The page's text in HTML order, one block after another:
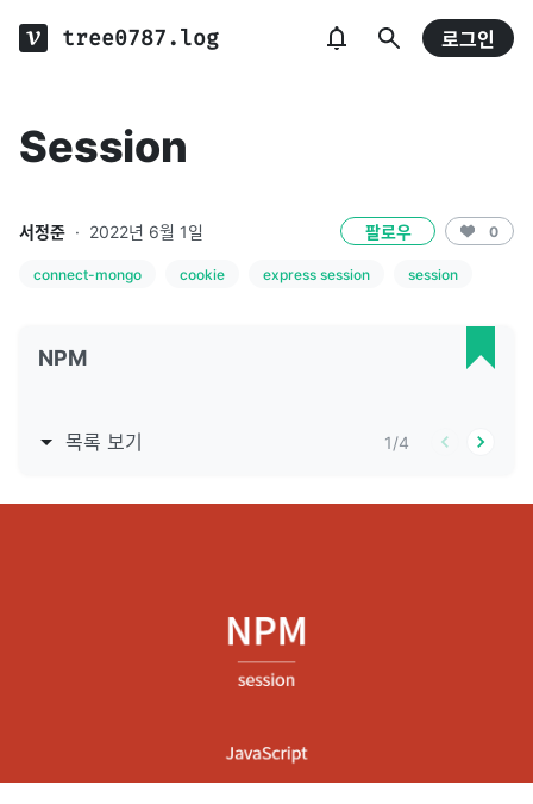
tree0787.log 로그인
Session
서정준 · 2022년 6월 1일 팔로우 0
connect-mongo cookie express session session
NPM
목록 보기 1/4